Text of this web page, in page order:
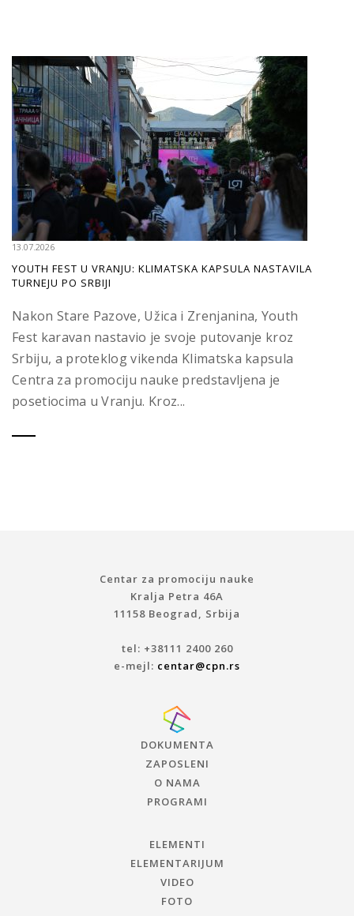
13.07.2026
YOUTH FEST U VRANJU: KLIMATSKA KAPSULA NASTAVILA
TURNEJU PO SRBIJI
Nakon Stare Pazove, Užica i Zrenjanina, Youth
Fest karavan nastavio je svoje putovanje kroz
Srbiju, a proteklog vikenda Klimatska kapsula
Centra za promociju nauke predstavljena je
posetiocima u Vranju. Kroz...
Centar za promociju nauke
Kralja Petra 46A
11158 Beograd, Srbija
tel: +38111 2400 260
e-mejl: centar@cpn.rs
DOKUMENTA
ZAPOSLENI
O NAMA
PROGRAMI
ELEMENTI
ELEMENTARIJUM
VIDEO
FOTO